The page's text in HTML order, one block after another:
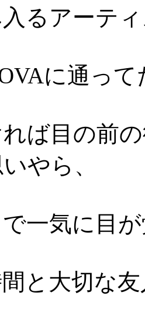
るアーテ
に通って
ば目の前
やら、
一気に目
と大切な